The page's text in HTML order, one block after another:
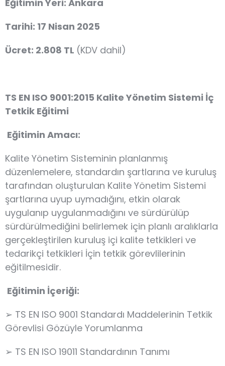
Eğitimin Yeri: Ankara
Tarihi: 17 Nisan 2025
Ücret: 2.808 TL (KDV dahil)
TS EN ISO 9001:2015 Kalite Yönetim Sistemi İç
Tetkik Eğitimi
Eğitimin Amacı:
Kalite Yönetim Sisteminin planlanmış
düzenlemelere, standardın şartlarına ve kuruluş
tarafından oluşturulan Kalite Yönetim Sistemi
şartlarına uyup uymadığını, etkin olarak
uygulanıp uygulanmadığını ve sürdürülüp
sürdürülmediğini belirlemek için planlı aralıklarla
gerçekleştirilen kuruluş içi kalite tetkikleri ve
tedarikçi tetkikleri İçin tetkik görevlilerinin
eğitilmesidir.
Eğitimin İçeriği:
➢ TS EN ISO 9001 Standardı Maddelerinin Tetkik
Görevlisi Gözüyle Yorumlanma
➢ TS EN ISO 19011 Standardının Tanımı